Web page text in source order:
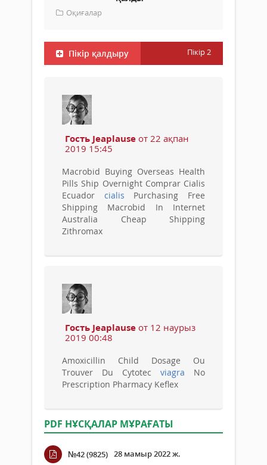
Оқиғалар
Пікір қалдыру Пікір2
Гость Jeaplause от 22 ақпан
2019 15:45
Macrobid Buying Overseas Health
Pills Ship Overnight Comprar Cialis
Ecuador cialis Purchasing Free
Shipping Macrobid In Internet
Australia Cheap Shipping
Zithromax
Гость Jeaplause от 12 наурыз
2019 00:48
Amoxicillin Child Dosage Ou
Trouver Du Cytotec viagra No
Prescription Pharmacy Keflex
PDF НҰСҚАЛАР МҰРАҒАТЫ
№42 (9825) 28 мамыр 2022 ж.